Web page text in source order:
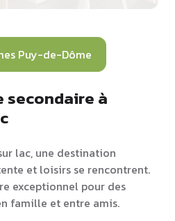
Puy-de-Dôme
secondaire à
lac, une destination
et loisirs se rencontrent.
exceptionnel pour des
famille et entre amis.